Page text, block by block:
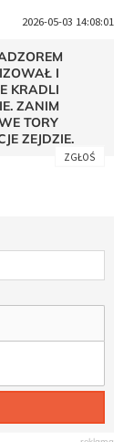
2026-05-03 14:08:01
I
KRADLI
ZANIM
TORY
ZEJDZIE.
ZGŁOŚ